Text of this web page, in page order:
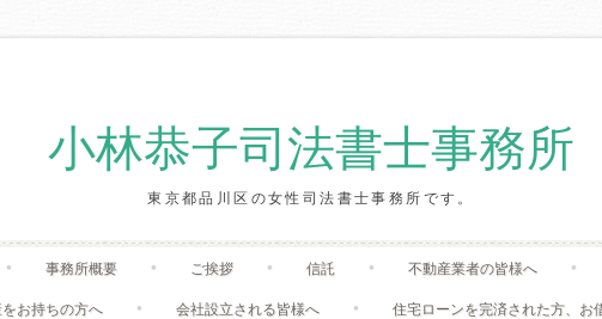
小林恭子司法書士事務所
東京都品川区の女性司法書士事務所です。
Skip
to
content
事務所概要 ご挨拶 信託 不動産業者の皆様へ
お持ちの方へ 会社設立される皆様へ 住宅ローンを完済された方、お